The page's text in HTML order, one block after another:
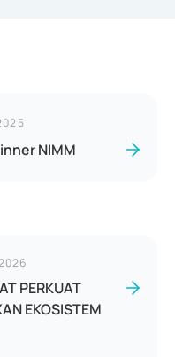
NIMM
PERKUAT
EKOSISTEM